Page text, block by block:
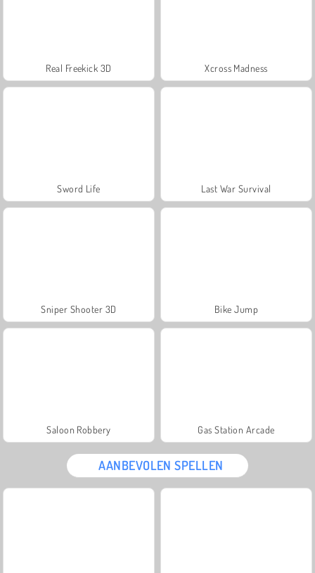
Real Freekick 3D Xcross Madness
Sword Life Last War Survival
Sniper Shooter 3D Bike Jump
Saloon Robbery Gas Station Arcade
AANBEVOLEN SPELLEN